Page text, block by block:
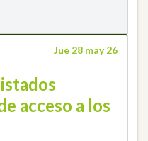
Jue 28 may 26
acceso a los